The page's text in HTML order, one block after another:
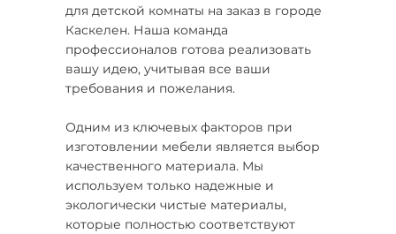
для детской комнаты на заказ в городе
Каскелен. Наша команда
профессионалов готова реализовать
вашу идею, учитывая все ваши
требования и пожелания.
Одним из ключевых факторов при
изготовлении мебели является выбор
качественного материала. Мы
используем только надежные и
экологически чистые материалы,
которые полностью соответствуют